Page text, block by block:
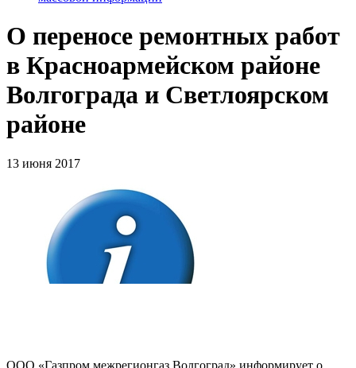
О переносе ремонтных работ
в Красноармейском районе
Волгограда и Светлоярском
районе
13 июня 2017
ООО «Газпром межрегионгаз Волгоград» информирует о